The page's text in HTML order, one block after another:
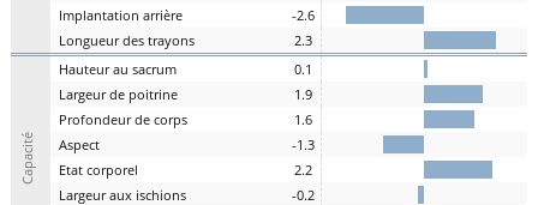
Implantation arrière
-2.6
Longueur des trayons 2.3
Capacité
Hauteur au sacrum
0.1
Largeur de poitrine
1.9
Profondeur de corps
1.6
Aspect
-1.3
Etat corporel
2.2
Largeur aux ischions
-0.2